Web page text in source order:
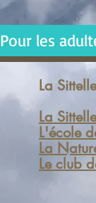
Pour les
La
La
L'école
La
Le club